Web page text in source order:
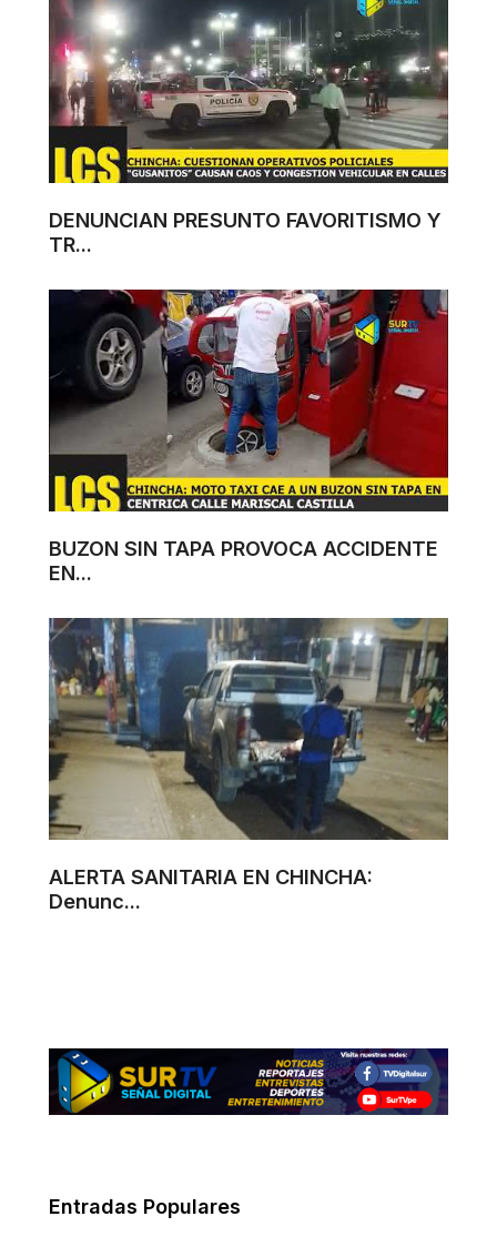
DENUNCIAN PRESUNTO FAVORITISMO Y
TR...
BUZON SIN TAPA PROVOCA ACCIDENTE
EN...
ALERTA SANITARIA EN CHINCHA:
Denunc...
Entradas Populares